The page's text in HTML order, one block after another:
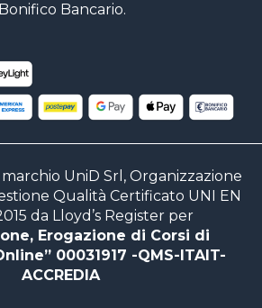
Bancario.
UniD Srl, Organizzazione
Qualità Certificato UNI EN
da Lloyd’s Register per
Erogazione di Corsi di
00031917 -QMS-ITAIT-
ACCREDIA